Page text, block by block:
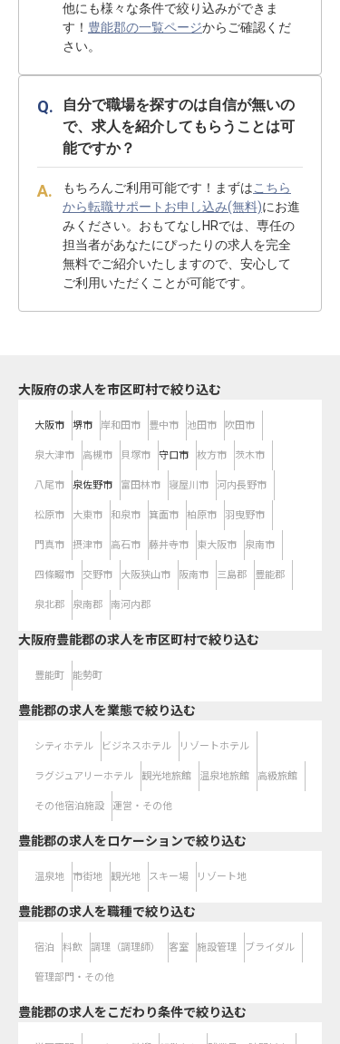
他にも様々な条件で絞り込みができま
す！ 豊能郡の一覧ページからご確認くだ
さい。
自分で職場を探すのは自信が無いの
で、求人を紹介してもらうことは可
能ですか？
もちろんご利用可能です！まずはこちら
から転職サポートお申し込み(無料)にお進
みください。おもてなしHRでは、専任の
担当者があなたにぴったりの求人を完全
無料でご紹介いたしますので、安心して
ご利用いただくことが可能です。
大阪府の求人を市区町村で絞り込む
大阪市 堺市 岸和田市 豊中市 池田市 吹田市
泉大津市 高槻市 貝塚市 守口市 枚方市 茨木市
八尾市 泉佐野市 富田林市 寝屋川市 河内長野市
松原市 大東市 和泉市 箕面市 柏原市 羽曳野市
門真市 摂津市 高石市 藤井寺市 東大阪市 泉南市
四條畷市 交野市 大阪狭山市 阪南市 三島郡 豊能郡
泉北郡 泉南郡 南河内郡
大阪府豊能郡の求人を市区町村で絞り込む
豊能町 能勢町
豊能郡の求人を業態で絞り込む
シティホテル ビジネスホテル リゾートホテル
ラグジュアリーホテル 観光地旅館 温泉地旅館 高級旅館
その他宿泊施設 運営・その他
豊能郡の求人をロケーションで絞り込む
温泉地 市街地 観光地 スキー場 リゾート地
豊能郡の求人を職種で絞り込む
宿泊 料飲 調理（調理師） 客室 施設管理 ブライダル
管理部門・その他
豊能郡の求人をこだわり条件で絞り込む